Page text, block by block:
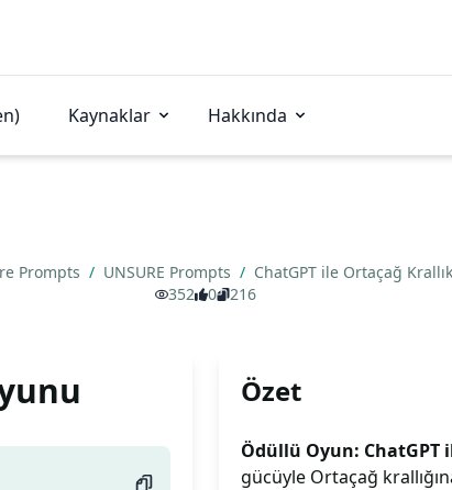
Kaynaklar Hakkında
Prompts / UNSURE Prompts / ChatGPT ile Ortaçağ
352
0 216
Özet
Ödüllü Oyun: ChatGPT
gücüyle Ortaçağ